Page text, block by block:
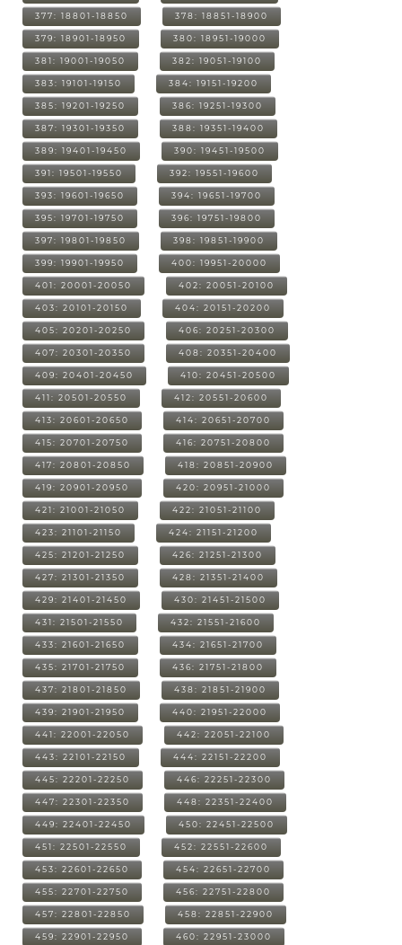
377: 18801-18850 378: 18851-18900
379: 18901-18950 380: 18951-19000
381: 19001-19050 382: 19051-19100
383: 19101-19150 384: 19151-19200
385: 19201-19250 386: 19251-19300
387: 19301-19350 388: 19351-19400
389: 19401-19450 390: 19451-19500
391: 19501-19550 392: 19551-19600
393: 19601-19650 394: 19651-19700
395: 19701-19750 396: 19751-19800
397: 19801-19850 398: 19851-19900
399: 19901-19950 400: 19951-20000
401: 20001-20050 402: 20051-20100
403: 20101-20150 404: 20151-20200
405: 20201-20250 406: 20251-20300
407: 20301-20350 408: 20351-20400
409: 20401-20450 410: 20451-20500
411: 20501-20550 412: 20551-20600
413: 20601-20650 414: 20651-20700
415: 20701-20750 416: 20751-20800
417: 20801-20850 418: 20851-20900
419: 20901-20950 420: 20951-21000
421: 21001-21050 422: 21051-21100
423: 21101-21150 424: 21151-21200
425: 21201-21250 426: 21251-21300
427: 21301-21350 428: 21351-21400
429: 21401-21450 430: 21451-21500
431: 21501-21550 432: 21551-21600
433: 21601-21650 434: 21651-21700
435: 21701-21750 436: 21751-21800
437: 21801-21850 438: 21851-21900
439: 21901-21950 440: 21951-22000
441: 22001-22050 442: 22051-22100
443: 22101-22150 444: 22151-22200
445: 22201-22250 446: 22251-22300
447: 22301-22350 448: 22351-22400
449: 22401-22450 450: 22451-22500
451: 22501-22550 452: 22551-22600
453: 22601-22650 454: 22651-22700
455: 22701-22750 456: 22751-22800
457: 22801-22850 458: 22851-22900
459: 22901-22950 460: 22951-23000